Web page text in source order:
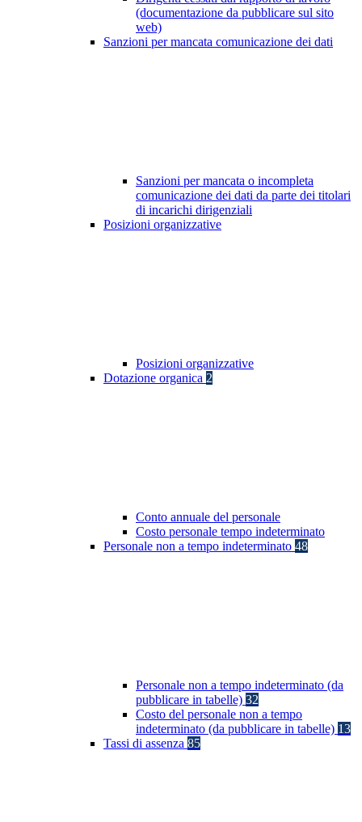
(documentazione da pubblicare sul sito
web)
Sanzioni per mancata comunicazione dei dati
Sanzioni per mancata o incompleta
comunicazione dei dati da parte dei titolari
di incarichi dirigenziali
Posizioni organizzative
Posizioni organizzative
Dotazione organica 2
Conto annuale del personale
Costo personale tempo indeterminato
Personale non a tempo indeterminato 48
Personale non a tempo indeterminato (da
pubblicare in tabelle) 32
Costo del personale non a tempo
indeterminato (da pubblicare in tabelle) 13
Tassi di assenza 85